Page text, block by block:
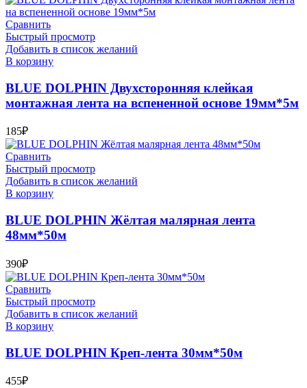
Сравнить
Быстрый просмотр
Добавить в список желаний
В корзину
BLUE DOLPHIN Двухсторонняя клейкая
монтажная лента на вспененной основе 19мм*5м
185₽
Сравнить
Быстрый просмотр
Добавить в список желаний
В корзину
BLUE DOLPHIN Жёлтая малярная лента
48мм*50м
390₽
Сравнить
Быстрый просмотр
Добавить в список желаний
В корзину
BLUE DOLPHIN Креп-лента 30мм*50м
455₽